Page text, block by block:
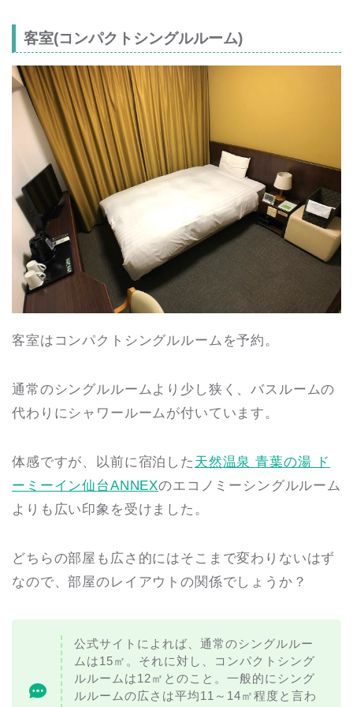
客室(コンパクトシングルルーム)
客室はコンパクトシングルルームを予約。
通常のシングルルームより少し狭く、バスルームの
代わりにシャワールームが付いています。
体感ですが、以前に宿泊した 天然温泉 青葉の湯 ド
ーミーイン仙台ANNEXのエコノミーシングルルーム
よりも広い印象を受けました。
どちらの部屋も広さ的にはそこまで変わりないはず
なので、部屋のレイアウトの関係でしょうか？
公式サイトによれば、通常のシングルルー
ムは15㎡。それに対し、コンパクトシング
ルルームは12㎡とのこと。一般的にシング
ルルームの広さは平均11～14㎡程度と言わ